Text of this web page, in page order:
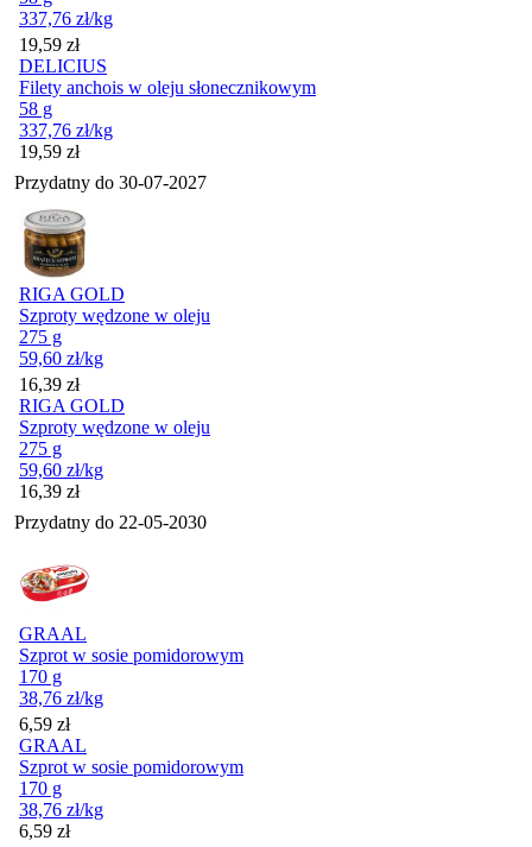
337,76 zł/kg
Cena
19,59 zł
DELICIUS
Filety anchois w oleju słonecznikowym
58 g
337,76 zł/kg
Cena
19,59 zł
Przydatny do 30-07-2027
RIGA GOLD
Szproty wędzone w oleju
275 g
59,60 zł/kg
Cena
16,39 zł
RIGA GOLD
Szproty wędzone w oleju
275 g
59,60 zł/kg
Cena
16,39 zł
Przydatny do 22-05-2030
GRAAL
Szprot w sosie pomidorowym
170 g
38,76 zł/kg
Cena
6,59 zł
GRAAL
Szprot w sosie pomidorowym
170 g
38,76 zł/kg
Cena
6,59 zł